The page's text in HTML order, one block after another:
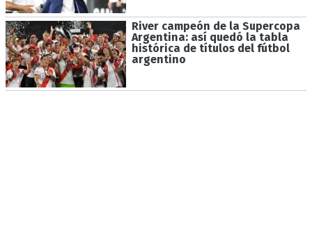
River campeón de la Supercopa
Argentina: así quedó la tabla
histórica de títulos del fútbol
argentino